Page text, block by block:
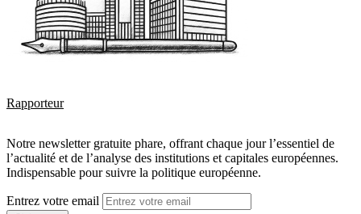
Rapporteur
Notre newsletter gratuite phare, offrant chaque jour l’essentiel de
l’actualité et de l’analyse des institutions et capitales européennes.
Indispensable pour suivre la politique européenne.
Entrez votre email